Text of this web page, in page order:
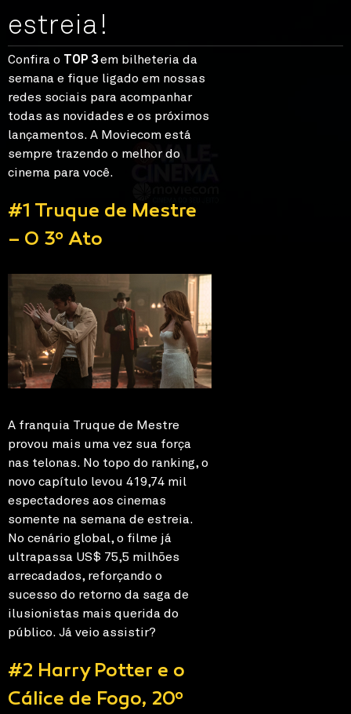
estreia!
Confira o TOP 3em bilheteria da
semana e fique ligado em nossas
redes sociais para acompanhar
todas as novidades e os próximos
lançamentos. A Moviecom está
sempre trazendo o melhor do
cinema para você.
#1 Truque de Mestre
– O 3º Ato
A franquia Truque de Mestre
provou mais uma vez sua força
nas telonas. No topo do ranking, o
novo capítulo levou 419,74 mil
espectadores aos cinemas
somente na semana de estreia.
No cenário global, o filme já
ultrapassa US$ 75,5 milhões
arrecadados, reforçando o
sucesso do retorno da saga de
ilusionistas mais querida do
público. Já veio assistir?
#2 Harry Potter e o
Cálice de Fogo, 20º